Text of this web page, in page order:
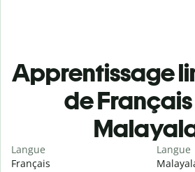
Apprentissage
de
Langue
Français
Langue